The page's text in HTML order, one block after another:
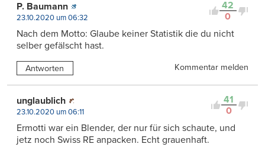
42
0
P. Baumann
23.10.2020 um 06:32
Nach dem Motto: Glaube keiner Statistik die du nicht
selber gefälscht hast.
Antworten Kommentar melden
41
0
unglaublich
23.10.2020 um 06:11
Ermotti war ein Blender, der nur für sich schaute, und
jetz noch Swiss RE anpacken. Echt grauenhaft.